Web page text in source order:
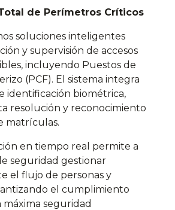
de Perímetros Críticos
soluciones inteligentes
y supervisión de accesos
incluyendo Puestos de
(PCF). El sistema integra
identificación biométrica,
resolución y reconocimiento
matrículas.
en tiempo real permite a
seguridad gestionar
el flujo de personas y
el cumplimiento
seguridad